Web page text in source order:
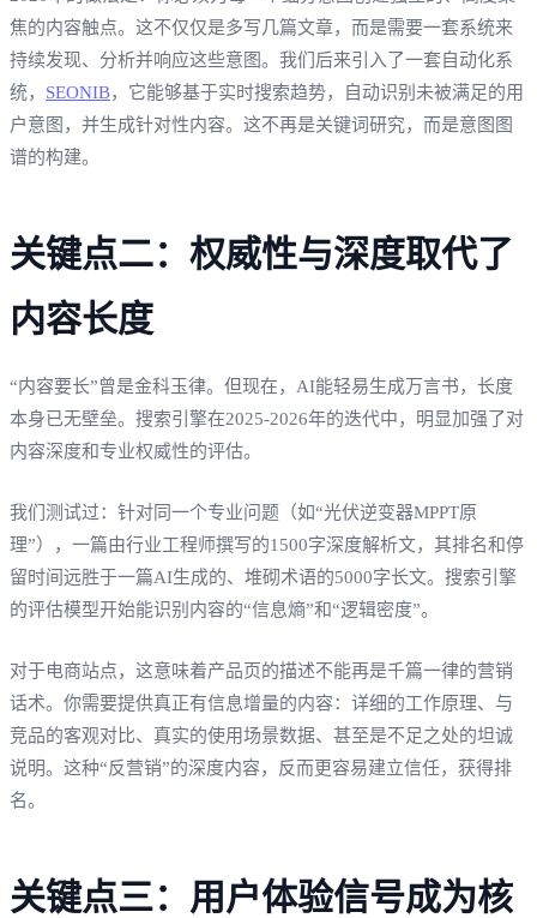
焦的内容触点。这不仅仅是多写几篇文章，而是需要一套系统来
持续发现、分析并响应这些意图。我们后来引入了一套自动化系
统， SEONIB，它能够基于实时搜索趋势，自动识别未被满足的用
户意图，并生成针对性内容。这不再是关键词研究，而是意图图
谱的构建。
关键点二：权威性与深度取代了
内容长度
“内容要长”曾是金科玉律。但现在，AI能轻易生成万言书，长度
本身已无壁垒。搜索引擎在2025-2026年的迭代中，明显加强了对
内容深度和专业权威性的评估。
我们测试过：针对同一个专业问题（如“光伏逆变器MPPT原
理”），一篇由行业工程师撰写的1500字深度解析文，其排名和停
留时间远胜于一篇AI生成的、堆砌术语的5000字长文。搜索引擎
的评估模型开始能识别内容的“信息熵”和“逻辑密度”。
对于电商站点，这意味着产品页的描述不能再是千篇一律的营销
话术。你需要提供真正有信息增量的内容：详细的工作原理、与
竞品的客观对比、真实的使用场景数据、甚至是不足之处的坦诚
说明。这种“反营销”的深度内容，反而更容易建立信任，获得排
名。
关键点三：用户体验信号成为核